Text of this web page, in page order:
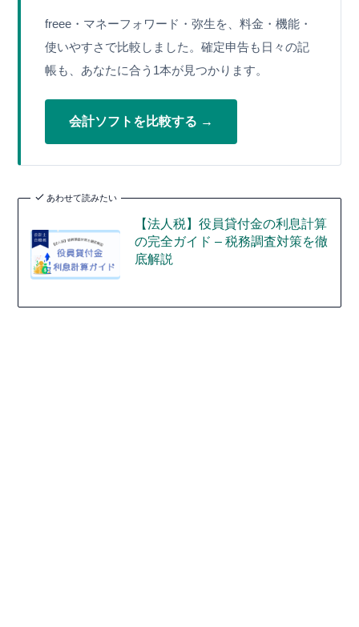
freee・マネーフォワード・弥生を、料金・機能・
使いやすさで比較しました。確定申告も日々の記
帳も、あなたに合う1本が見つかります。
会計ソフトを比較する →
あわせて読みたい
【法人税】役員貸付金の利息計算
の完全ガイド – 税務調査対策を徹
底解説